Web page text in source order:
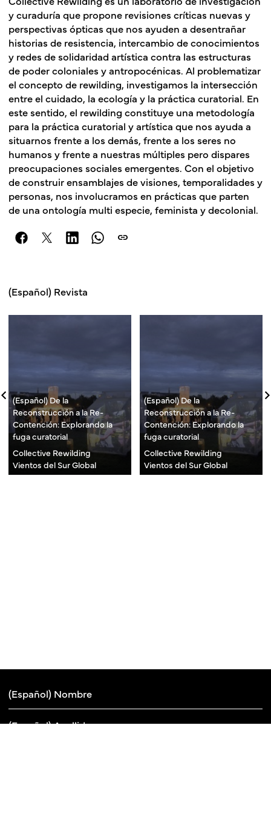
y curaduría que propone revisiones críticas nuevas y
perspectivas ópticas que nos ayuden a desentrañar
historias de resistencia, intercambio de conocimientos
y redes de solidaridad artística contra las estructuras
de poder coloniales y antropocénicas. Al problematizar
el concepto de rewilding, investigamos la intersección
entre el cuidado, la ecología y la práctica curatorial. En
este sentido, el rewilding constituye una metodología
para la práctica curatorial y artística que nos ayuda a
situarnos frente a los demás, frente a los seres no
humanos y frente a nuestras múltiples pero dispares
preocupaciones sociales emergentes. Con el objetivo
de construir ensamblajes de visiones, temporalidades y
personas, nos involucramos en prácticas que parten
de una ontología multi especie, feminista y decolonial.
link
(Español) Revista
(Español) De la
Reconstrucción a la Re-
Contención: Explorando la
fuga curatorial
Collective Rewilding
Vientos del Sur Global
(Español) De la
Reconstrucción a la Re-
Contención: Explorando la
fuga curatorial
Collective Rewilding
Vientos del Sur Global